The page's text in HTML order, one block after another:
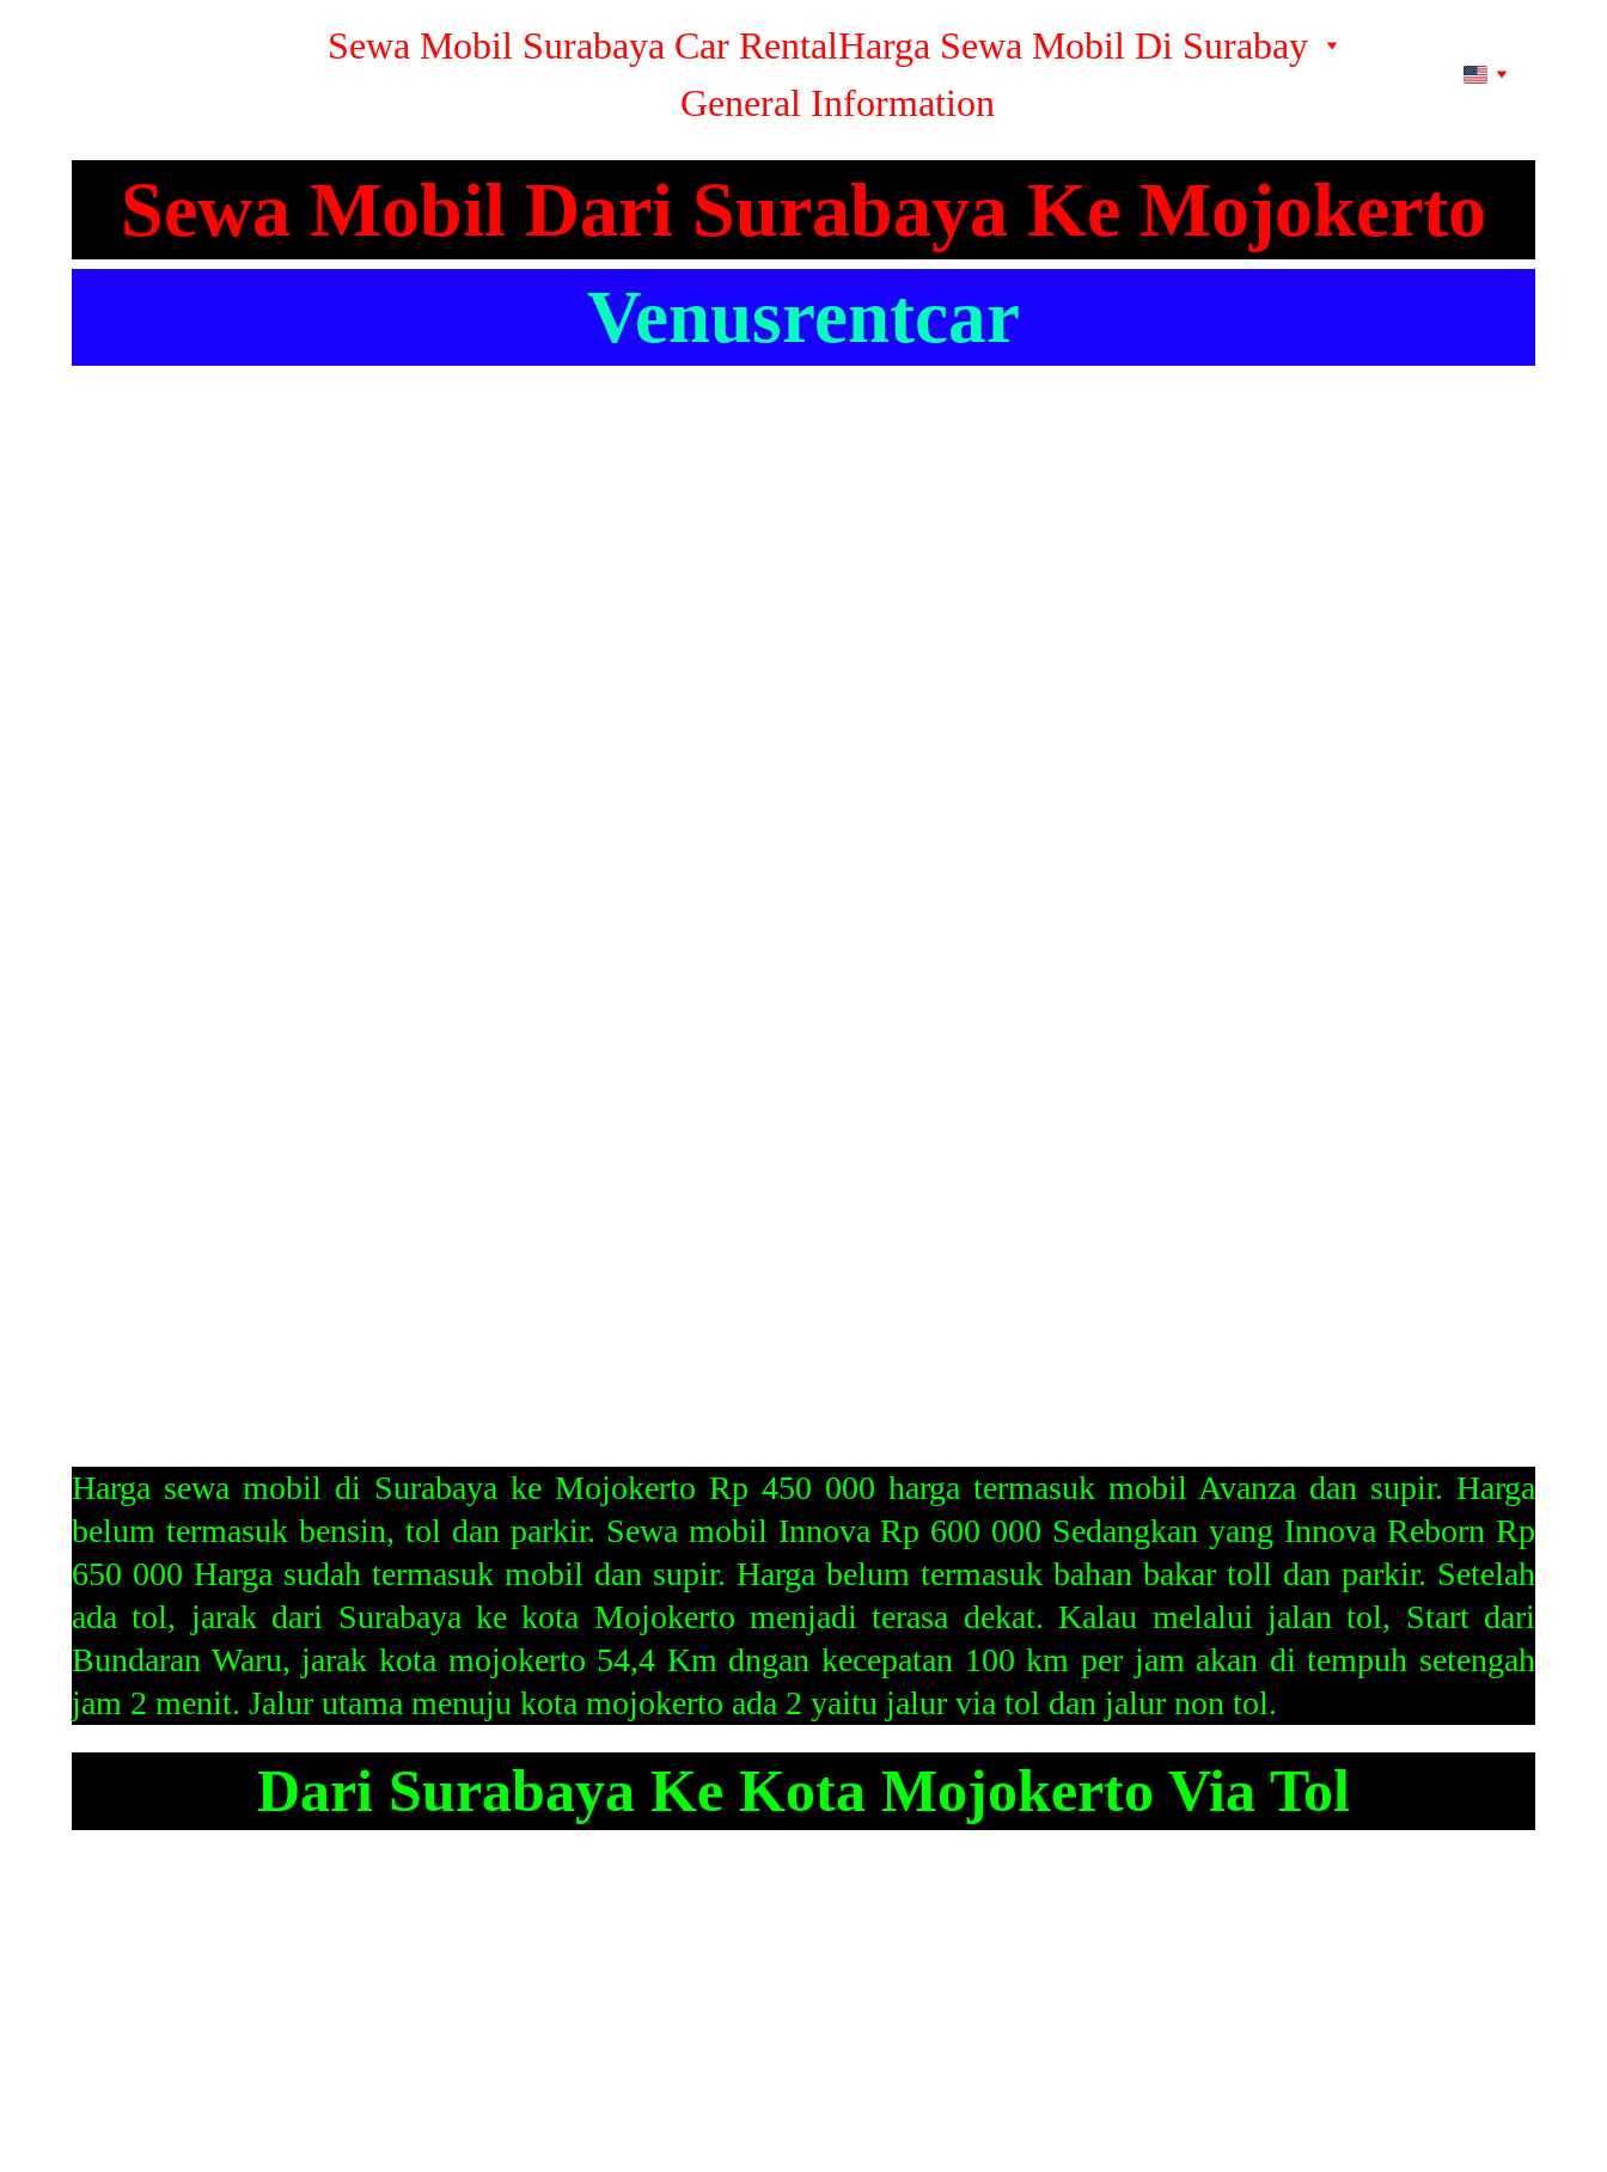
Sewa Mobil Surabaya Car RentalHarga Sewa Mobil Di Surabay
General Information
Sewa Mobil Dari Surabaya Ke Mojokerto
Venusrentcar
Harga sewa mobil di Surabaya ke Mojokerto Rp 450 000 harga termasuk mobil Avanza dan supir. Harga
belum termasuk bensin, tol dan parkir. Sewa mobil Innova Rp 600 000 Sedangkan yang Innova Reborn Rp
650 000 Harga sudah termasuk mobil dan supir. Harga belum termasuk bahan bakar toll dan parkir. Setelah
ada tol, jarak dari Surabaya ke kota Mojokerto menjadi terasa dekat. Kalau melalui jalan tol, Start dari
Bundaran Waru, jarak kota mojokerto 54,4 Km dngan kecepatan 100 km per jam akan di tempuh setengah
jam 2 menit. Jalur utama menuju kota mojokerto ada 2 yaitu jalur via tol dan jalur non tol.
Dari Surabaya Ke Kota Mojokerto Via Tol